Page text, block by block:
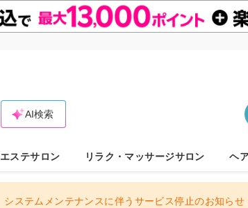
AI検索
エステサロン リラク・マッサージサロン ヘ
システムメンテナンスに伴うサービス停止のお知ら